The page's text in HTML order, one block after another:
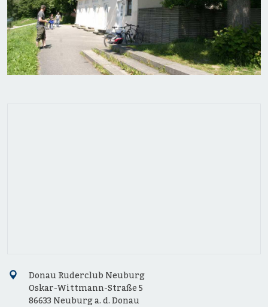
Donau Ruderclub Neuburg
Oskar-Wittmann-Straße 5
86633 Neuburg a. d. Donau